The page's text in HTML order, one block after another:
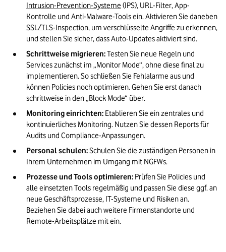
Intrusion-Prevention-Systeme (IPS), URL-Filter, App-
SSL/TLS-Inspection, um verschlüsselte Angriffe zu erkennen,
und stellen Sie sicher, dass Auto-Updates aktiviert sind.
Schrittweise migrieren: Testen Sie neue Regeln und
Services zunächst im „Monitor Mode“, ohne diese final zu
implementieren. So schließen Sie Fehlalarme aus und
können Policies noch optimieren. Gehen Sie erst danach
schrittweise in den „Block Mode“ über.
Monitoring einrichten: Etablieren Sie ein zentrales und
kontinuierliches Monitoring. Nutzen Sie dessen Reports für
Audits und Compliance-Anpassungen.
Personal schulen: Schulen Sie die zuständigen Personen in
Ihrem Unternehmen im Umgang mit NGFWs.
Prozesse und Tools optimieren: Prüfen Sie Policies und
alle einsetzten Tools regelmäßig und passen Sie diese ggf. an
neue Geschäftsprozesse, IT-Systeme und Risiken an.
Beziehen Sie dabei auch weitere Firmenstandorte und
Remote-Arbeitsplätze mit ein.